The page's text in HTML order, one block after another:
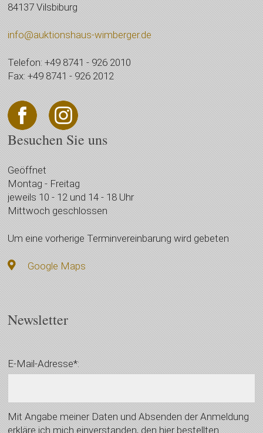
84137 Vilsbiburg
info@auktionshaus-wimberger.de
Telefon: +49 8741 - 926 2010
Fax: +49 8741 - 926 2012
Besuchen Sie uns
Geöffnet
Montag - Freitag
jeweils 10 - 12 und 14 - 18 Uhr
Mittwoch geschlossen
Um eine vorherige Terminvereinbarung wird gebeten
Google Maps
Newsletter
E-Mail-Adresse*:
Mit Angabe meiner Daten und Absenden der Anmeldung
erkläre ich mich einverstanden, den hier bestellten